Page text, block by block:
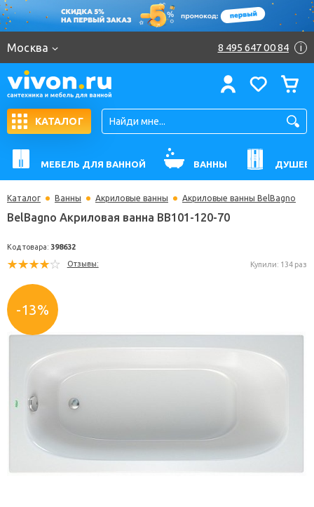
Москва 8 495 647 00 84 i
КАТАЛОГ
МЕБЕЛЬ ДЛЯ ВАННОЙ ВАННЫ
Каталог Ванны Акриловые ванны Акриловые ванны BelBagno
-13%
BelBagno Акриловая ванна BB101-120-70